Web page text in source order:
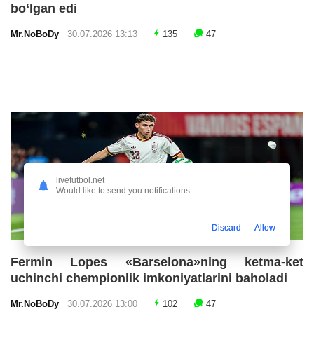
bo‘lgan edi
Mr.NoBoDy 30.07.2026 13:13 135 47
Fermin Lopes «Barselona»ning ketma-ket
uchinchi chempionlik imkoniyatlarini baholadi
Mr.NoBoDy 30.07.2026 13:00 102 47
livefutbol.net
Would like to send you notifications
Discard Allow